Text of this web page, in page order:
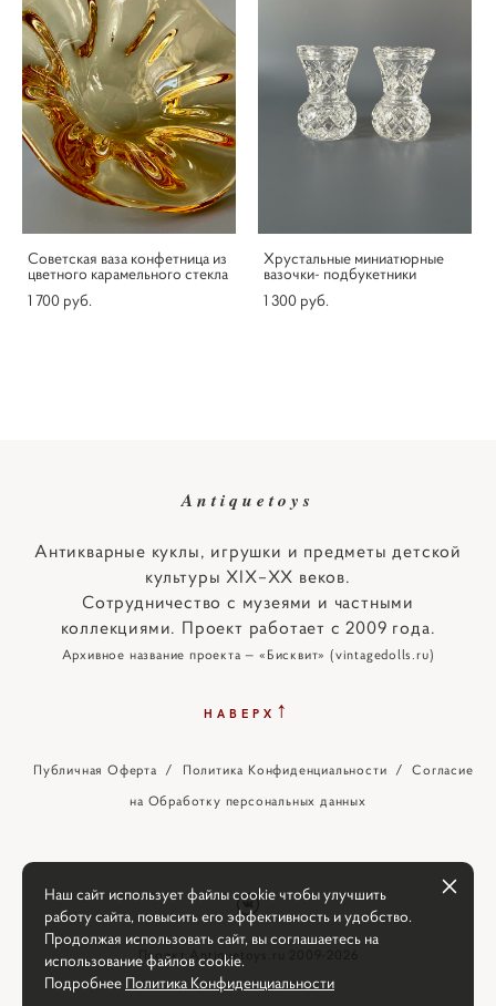
Советская ваза конфетница из
цветного карамельного стекла
1 700 pуб.
Хрустальные миниатюрные
вазочки- подбукетники
1 300 pуб.
Antiquetoys
Антикварные куклы, игрушки и предметы детской
культуры XIX–XX веков.
Сотрудничество с музеями и частными
коллекциями. Проект работает с 2009 года.
Архивное название проекта — «Бисквит» (vintagedolls.ru)
НАВЕРХ ↑
Публичная Оферта / Политика Конфиденциальности /Согласие
на Обработку персональных данных
Проект Antiquetoys.ru 2009-2026
Наш сайт использует файлы cookie чтобы улучшить
работу сайта, повысить его эффективность и удобство.
Продолжая использовать сайт, вы соглашаетесь на
использование файлов cookie.
Подробнее Политика Конфиденциальности